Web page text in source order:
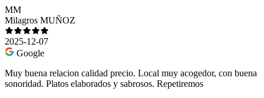
MM
Milagros MUÑOZ
2025-12-07
Google
Muy buena relacion calidad precio. Local muy acogedor, con buena
sonoridad. Platos elaborados y sabrosos. Repetiremos